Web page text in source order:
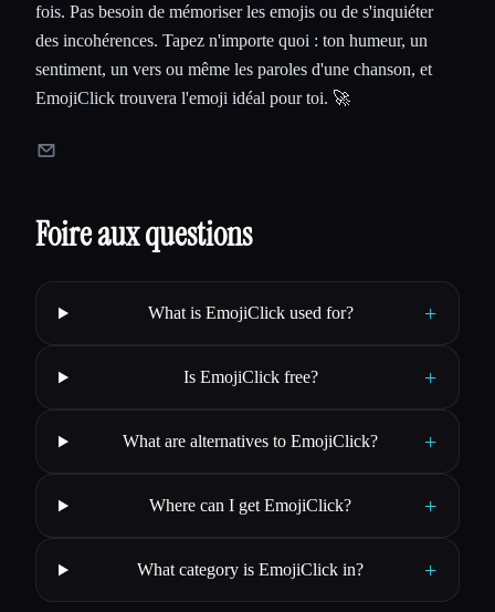
fois. Pas besoin de mémoriser les emojis ou de s'inquiéter
des incohérences. Tapez n'importe quoi : ton humeur, un
sentiment, un vers ou même les paroles d'une chanson, et
EmojiClick trouvera l'emoji idéal pour toi. 🚀
Foire aux questions
What is EmojiClick used for? +
Is EmojiClick free? +
What are alternatives to EmojiClick? +
Where can I get EmojiClick? +
What category is EmojiClick in? +